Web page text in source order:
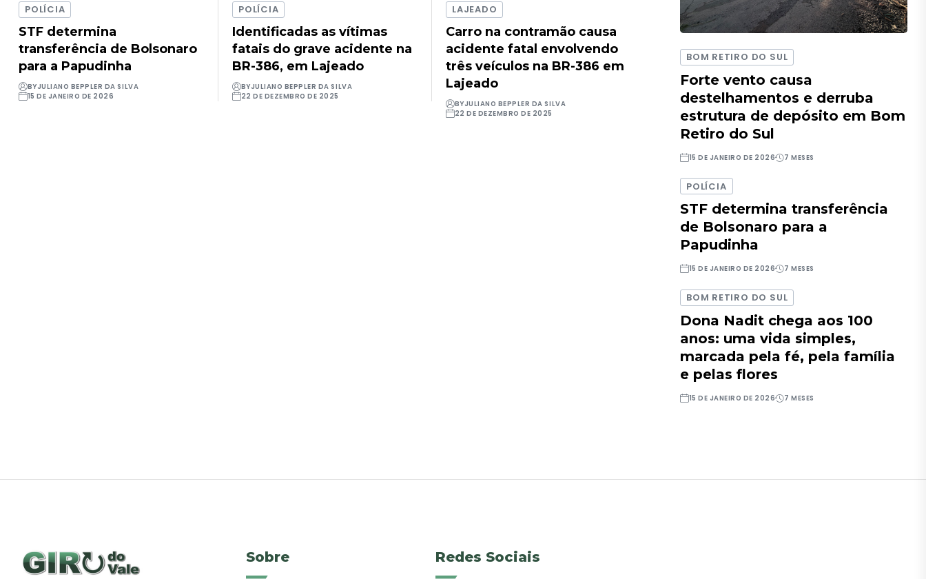
POLÍCIA
STF determina
transferência de Bolsonaro
para a Papudinha
BYJULIANO BEPPLER DA SILVA
15 DE JANEIRO DE 2026
POLÍCIA
Identificadas as vítimas
fatais do grave acidente na
BR-386, em Lajeado
BYJULIANO BEPPLER DA SILVA
22 DE DEZEMBRO DE 2025
LAJEADO
Carro na contramão causa
acidente fatal envolvendo
três veículos na BR-386 em
Lajeado
BYJULIANO BEPPLER DA SILVA
22 DE DEZEMBRO DE 2025
BOM RETIRO DO SUL
Forte vento causa
destelhamentos e derruba
estrutura de depósito em Bom
Retiro do Sul
15 DE JANEIRO DE 2026 7 MESES
POLÍCIA
STF determina transferência
de Bolsonaro para a
Papudinha
15 DE JANEIRO DE 2026 7 MESES
BOM RETIRO DO SUL
Dona Nadit chega aos 100
anos: uma vida simples,
marcada pela fé, pela família
e pelas flores
15 DE JANEIRO DE 2026 7 MESES
Sobre Redes Sociais